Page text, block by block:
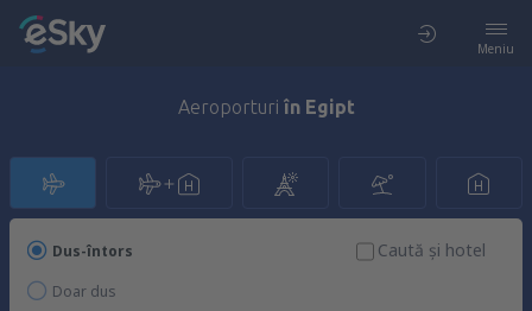
Meniu
Aeroporturi în Egipt
Dus-întors
Doar dus
Caută şi hotel